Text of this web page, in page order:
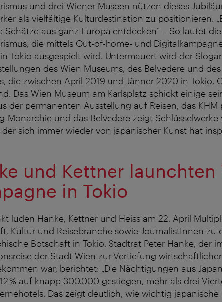
und drei Wiener Museen nützen dieses
als vielfältige Kulturdestination zu positionieren.
Schätze aus ganz Europa entdecken“ – So lautet
die mittels Out-of-home- und
Tokio ausgespielt wird. Untermauert wird der
des Wien Museums, des Belvedere und
die zwischen April 2019 und Jänner 2020 in Tokio,
Das Wien Museum am Karlsplatz schickt einige
der permanenten Ausstellung auf Reisen, das
Monarchie und das Belvedere zeigt Schlüsselwerke
der sich immer wieder von japanischer Kunst hat
und Kettner launchten
in Tokio
luden Hanke, Kettner und Heiss am 22. April
Kultur und Reisebranche sowie JournalistInnen zu
Botschaft in Tokio. Stadtrat Peter Hanke, der
der Stadt Wien zur Vertiefung
war, berichtet: „Die Nächtigungen aus
% auf knapp 300.000 gestiegen, mehr als drei
Das zeigt deutlich, wie wichtig japanische